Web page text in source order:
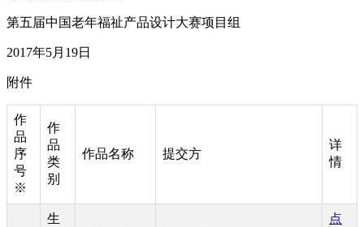
第五届中国老年福祉产品设计大赛项目组
2017年5月19日
附件
作
品
序
号
※
作
品
类
别
作品名称 提交方
详
情
生
点